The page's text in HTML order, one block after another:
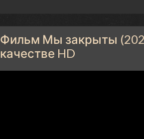
Фильм Мы закрыты
качестве HD